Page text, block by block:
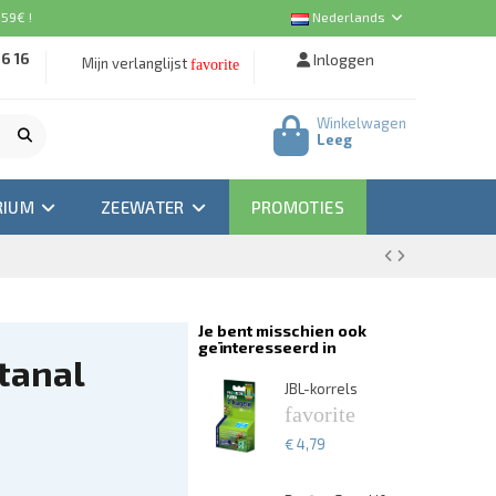
! Nederlands
16 Mijn verlanglijst favorite Inloggen
Winkelwagen
Leeg
ZEEWATER PROMOTIES
Je bent misschien ook
geïnteresseerd in
JBL-korrels
favorite
€ 4,79